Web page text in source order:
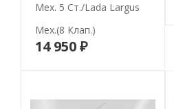
Мех. 5 Ст./Lada Largus
Мех.(8 Клап.)
14 950 ₽В корзину